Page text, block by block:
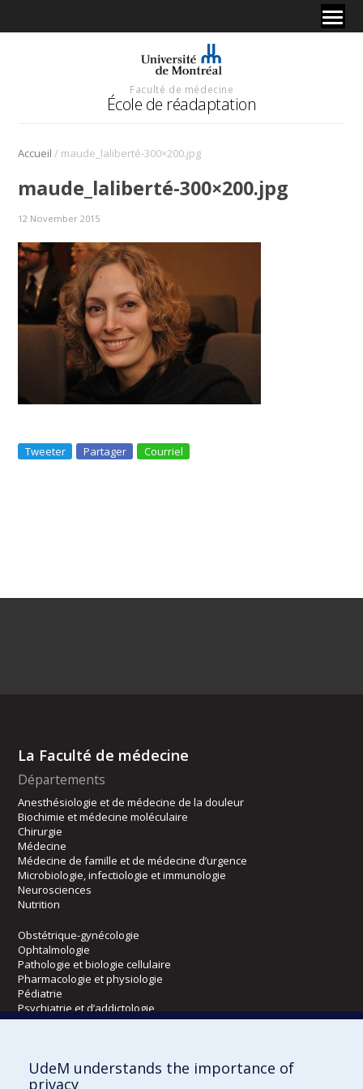
Faculté de médecine
École de réadaptation
Accueil / maude_laliberté-300×200.jpg
maude_laliberté-300×200.jpg
12 November 2015
Tweeter Partager Courriel
La Faculté de médecine
Départements
Anesthésiologie et de médecine de la douleur
Biochimie et médecine moléculaire
Chirurgie
Médecine
Médecine de famille et de médecine d’urgence
Microbiologie, infectiologie et immunologie
Neurosciences
Nutrition
Obstétrique-gynécologie
Ophtalmologie
Pathologie et biologie cellulaire
Pharmacologie et physiologie
Pédiatrie
Psychiatrie et d’addictologie
Radiologie, radio-oncologie et médecine nucléaire
Écoles
UdeM understands the importance of
privacy